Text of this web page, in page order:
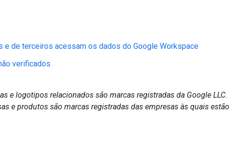
e de terceiros acessam os dados do Google Workspace
verificados
e logotipos relacionados são marcas registradas da Google LLC.
e produtos são marcas registradas das empresas às quais estão